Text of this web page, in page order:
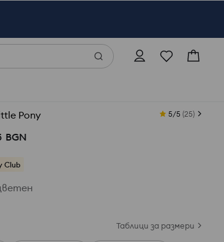
Pony 5/5 (25)
BGN
Club
Таблици за размери